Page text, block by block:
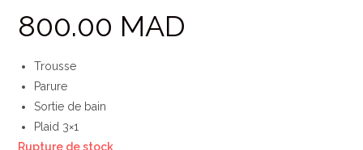
800.00 MAD
Trousse
Parure
Sortie de bain
Plaid 3×1
Rupture de stock